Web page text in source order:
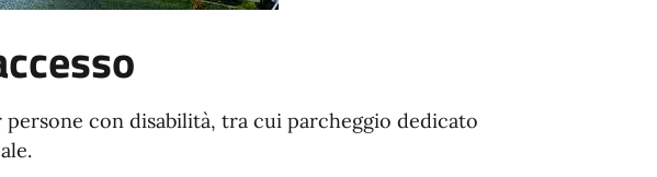
persone con disabilità, tra cui parcheggio dedicato